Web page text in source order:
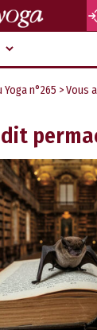
Yoga n°265 > Vous
dit